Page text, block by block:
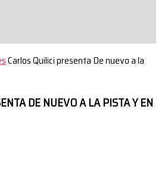
Carlos Quilici presenta De nuevo a la
DE NUEVO A LA PISTA Y EN